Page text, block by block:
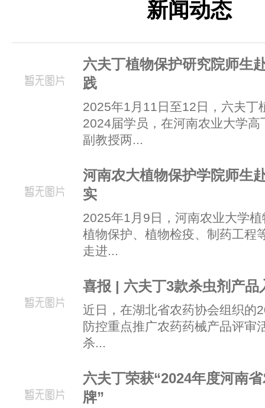
新闻动态
六夫丁植物保护研究院师生
践
2025年1月11日至12日，六夫丁
2024届学员，在河南农业大学高
副教授两...
河南农大植物保护学院师生
实
2025年1月9日，河南农业大学
植物保护、植物检疫、制药工程
走进...
喜报 | 六夫丁3款杀虫剂产品
近日，在湖北省农药协会组织的
防控重点推广农药药械产品评审
杀...
六夫丁荣获“2024年度河南
牌”